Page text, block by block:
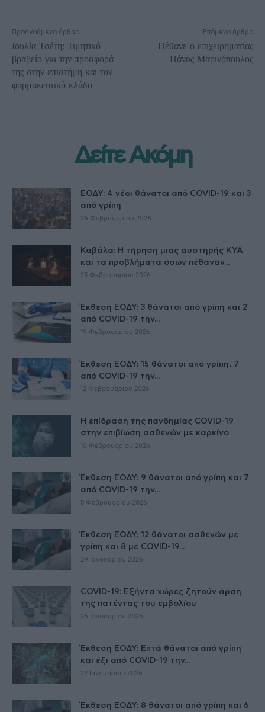
Προηγούμενο άρθρο
Ιουλία Τσέτη: Τιμητικό
βραβείο για την προσφορά
της στην επιστήμη και τον
φαρμακευτικό κλάδο
Επόμενο άρθρο
Πέθανε ο επιχειρηματίας
Πάνος Μαρινόπουλος
Δείτε Ακόμη
ΕΟΔΥ: 4 νέοι θάνατοι από COVID-19 και 3
από γρίπη
26 Φεβρουαρίου 2026
Καβάλα: Η τήρηση μιας αυστηρής ΚΥΑ
και τα προβλήματα όσων πέθαναν...
25 Φεβρουαρίου 2026
Έκθεση ΕΟΔΥ: 3 θάνατοι από γρίπη και 2
από COVID-19 την...
19 Φεβρουαρίου 2026
Έκθεση ΕΟΔΥ: 15 θάνατοι από γρίπη, 7
από COVID-19 την...
12 Φεβρουαρίου 2026
Η επίδραση της πανδημίας COVID-19
στην επιβίωση ασθενών με καρκίνο
10 Φεβρουαρίου 2026
Έκθεση ΕΟΔΥ: 9 θάνατοι από γρίπη και 7
από COVID-19 την...
5 Φεβρουαρίου 2026
Έκθεση ΕΟΔΥ: 12 θάνατοι ασθενών με
γρίπη και 8 με COVID-19...
29 Ιανουαρίου 2026
COVID-19: Εξήντα χώρες ζητούν άρση
της πατέντας του εμβολίου
26 Ιανουαρίου 2026
Έκθεση ΕΟΔΥ: Επτά θάνατοι από γρίπη
και έξι από COVID-19 την...
22 Ιανουαρίου 2026
Έκθεση ΕΟΔΥ: 8 θάνατοι από γρίπη και 6